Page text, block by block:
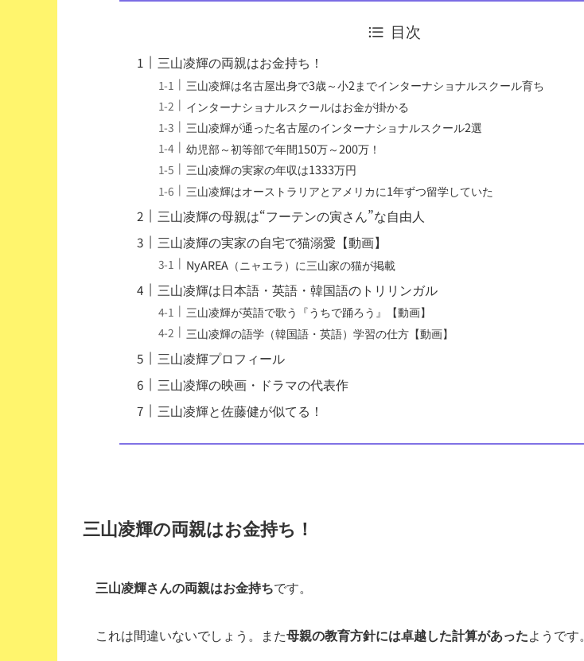
目次
三山凌輝の両親はお金持ち！
三山凌輝は名古屋出身で3歳～小2までインターナショナルスクール育ち
インターナショナルスクールはお金が掛かる
三山凌輝が通った名古屋のインターナショナルスクール2選
幼児部～初等部で年間150万～200万！
三山凌輝の実家の年収は1333万円
三山凌輝はオーストラリアとアメリカに1年ずつ留学していた
三山凌輝の母親は“フーテンの寅さん”な自由人
三山凌輝の実家の自宅で猫溺愛【動画】
NyAREA（ニャエラ）に三山家の猫が掲載
三山凌輝は日本語・英語・韓国語のトリリンガル
三山凌輝が英語で歌う『うちで踊ろう』【動画】
三山凌輝の語学（韓国語・英語）学習の仕方【動画】
三山凌輝プロフィール
三山凌輝の映画・ドラマの代表作
三山凌輝と佐藤健が似てる！
三山凌輝の両親はお金持ち！
三山凌輝さんの両親はお金持ちです。
これは間違いないでしょう。また母親の教育方針には卓越した計算があったようです。